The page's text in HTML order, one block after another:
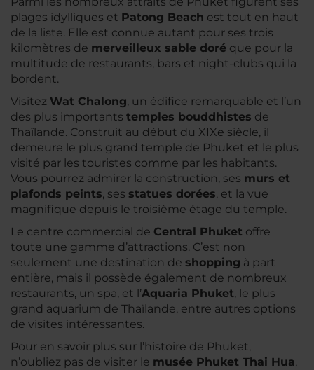
plages idylliques et Patong Beach est tout en haut
de la liste. Elle est connue autant pour ses trois
kilomètres de merveilleux sable doré que pour la
multitude de restaurants, bars et night-clubs qui la
bordent.
Visitez Wat Chalong, un édifice remarquable et l’un
des plus importants temples bouddhistes de
Thaïlande. Construit au début du XIXe siècle, il
demeure le plus grand temple de Phuket et le plus
visité par les touristes comme par les habitants.
Vous pourrez admirer la construction, ses murs et
plafonds peints, ses statues dorées, et la vue
magnifique depuis le troisième étage du temple.
Le centre commercial de Central Phuket offre
toute une gamme d’attractions. C’est non
seulement une destination de shopping à part
entière, mais il possède également de nombreux
restaurants, un spa, et l’Aquaria Phuket, le plus
grand aquarium de Thaïlande, entre autres options
de visites intéressantes.
Pour en savoir plus sur l’histoire de Phuket,
n’oubliez pas de visiter le musée Phuket Thai Hua,